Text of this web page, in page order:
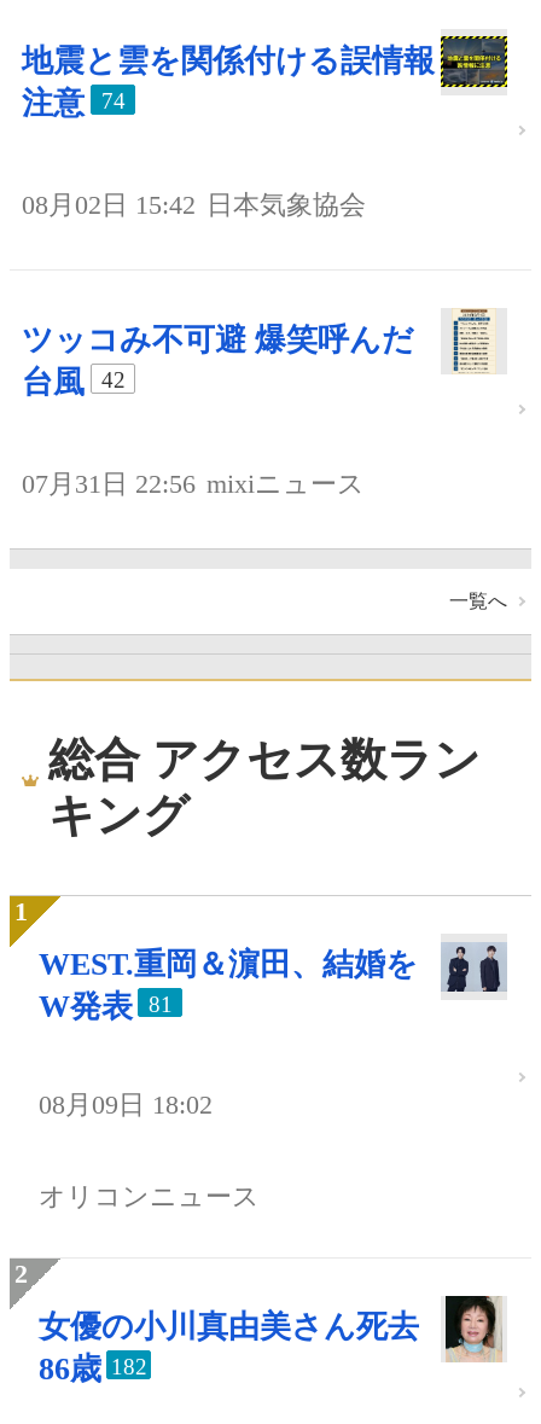
地震と雲を関係付ける誤情報
注意
74
08月02日 15:42 日本気象協会
ツッコみ不可避 爆笑呼んだ
台風
42
07月31日 22:56 mixiニュース
一覧へ
総合 アクセス数ラン
キング
WEST.重岡＆濵田、結婚を
W発表
81
08月09日 18:02
オリコンニュース
女優の小川真由美さん死去
86歳 182